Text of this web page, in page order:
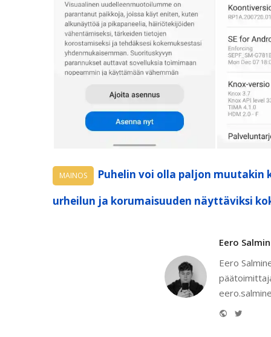
MAINOS
Puhelin voi olla paljon muutakin
urheilun ja korumaisuuden näyttäviksi
Eero
Eero
Website